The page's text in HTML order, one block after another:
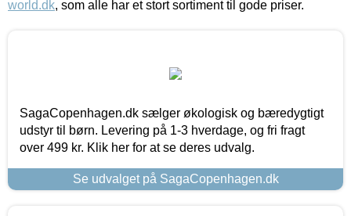
world.dk, som alle har et stort sortiment til gode priser.
SagaCopenhagen.dk sælger økologisk og bæredygtigt
udstyr til børn. Levering på 1-3 hverdage, og fri fragt
over 499 kr. Klik her for at se deres udvalg.
Se udvalget på SagaCopenhagen.dk